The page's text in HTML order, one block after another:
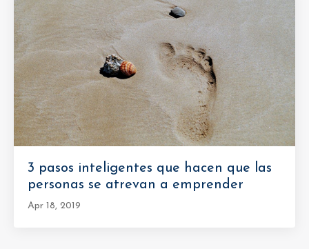
3 pasos inteligentes que hacen que las
personas se atrevan a emprender
Apr 18, 2019